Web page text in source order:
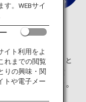
ター
について知ること
裾野まで見える富
宮市にあります。
が壮麗な建物
す。WEBサイ
イト利用をよ
れまでの閲覧
りの興味・関
トや電子メー